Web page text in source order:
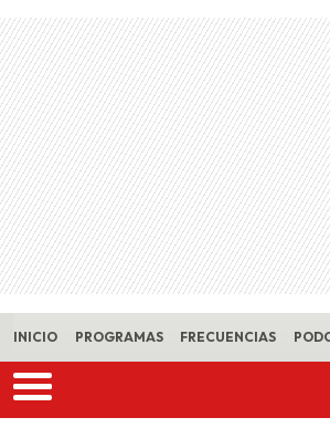
Skip to main content
INICIO PROGRAMAS FRECUENCIAS